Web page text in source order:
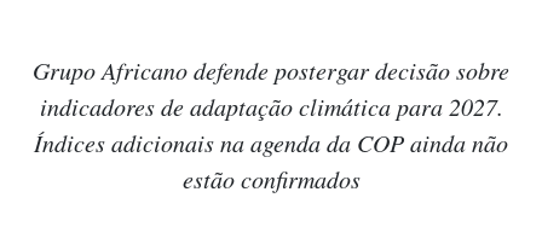
Grupo Africano defende postergar decisão sobre
indicadores de adaptação climática para 2027.
Índices adicionais na agenda da COP ainda não
estão confirmados